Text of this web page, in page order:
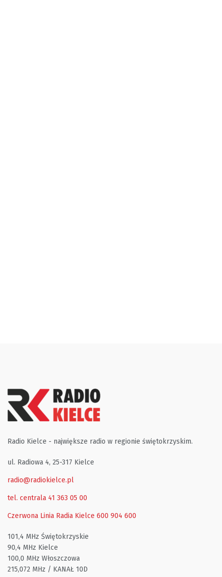
Radio Kielce - największe radio w regionie świętokrzyskim.
ul. Radiowa 4, 25-317 Kielce
radio@radiokielce.pl
tel. centrala 41 363 05 00
Czerwona Linia Radia Kielce 600 904 600
101,4 MHz Świętokrzyskie
90,4 MHz Kielce
100,0 MHz Włoszczowa
215,072 MHz / KANAŁ 10D